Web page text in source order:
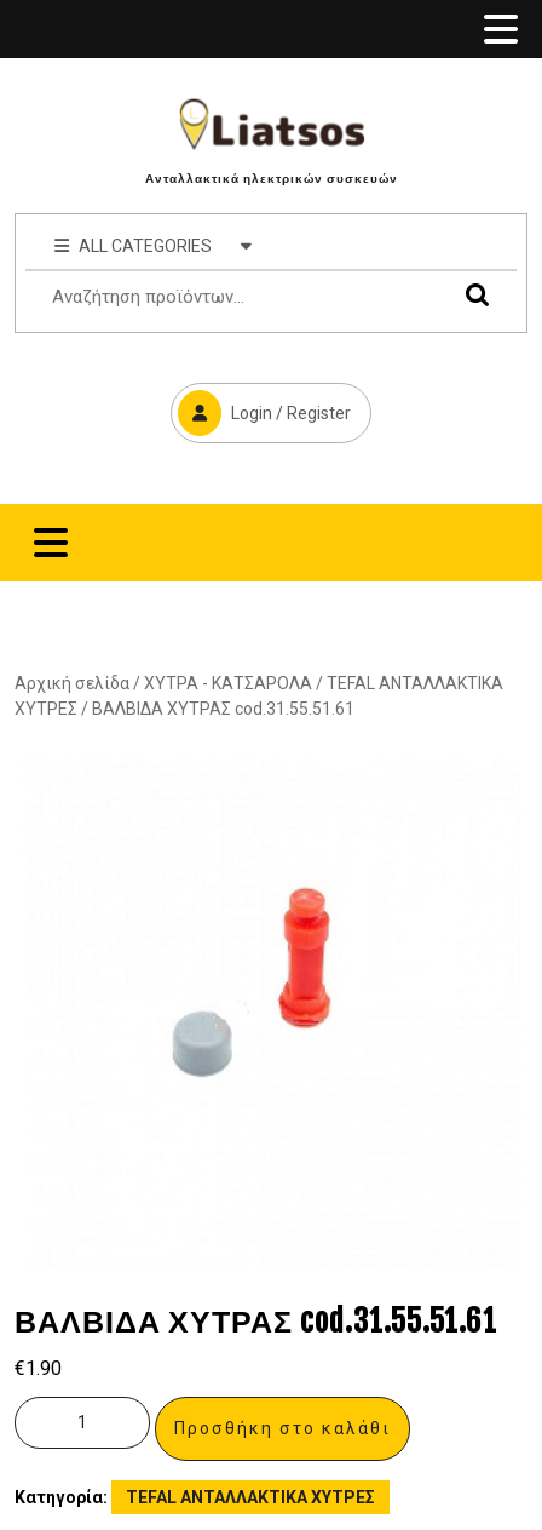
Ανταλλακτικά ηλεκτρικών συσκευών
ALL CATEGORIES
Login / Register
Αρχική σελίδα /ΧΥΤΡΑ - ΚΑΤΣΑΡΟΛΑ /TEFAL ΑΝΤΑΛΛΑΚΤΙΚΑ
ΧΥΤΡΕΣ / ΒΑΛΒΙΔΑ ΧΥΤΡΑΣ cod.31.55.51.61
ΒΑΛΒΙΔΑ ΧΥΤΡΑΣ cod.31.55.51.61
€1.90
Προσθήκη στο καλάθι
Κατηγορία: TEFAL ΑΝΤΑΛΛΑΚΤΙΚΑ ΧΥΤΡΕΣ